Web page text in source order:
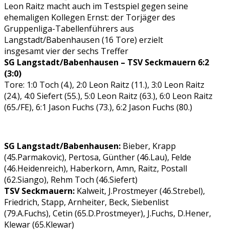
Leon Raitz macht auch im Testspiel gegen seine
ehemaligen Kollegen Ernst: der Torjäger des
Gruppenliga-Tabellenführers aus
Langstadt/Babenhausen (16 Tore) erzielt
insgesamt vier der sechs Treffer
SG Langstadt/Babenhausen – TSV Seckmauern 6:2
(3:0)
Tore: 1:0 Toch (4.), 2:0 Leon Raitz (11.), 3:0 Leon Raitz
(24.), 4:0 Siefert (55.), 5:0 Leon Raitz (63.), 6:0 Leon Raitz
(65./FE), 6:1 Jason Fuchs (73.), 6:2 Jason Fuchs (80.)
SG Langstadt/Babenhausen: Bieber, Krapp
(45.Parmakovic), Pertosa, Günther (46.Lau), Felde
(46.Heidenreich), Haberkorn, Amn, Raitz, Postall
(62.Siango), Rehm Toch (46.Siefert)
TSV Seckmauern: Kalweit, J.Prostmeyer (46.Strebel),
Friedrich, Stapp, Arnheiter, Beck, Siebenlist
(79.A.Fuchs), Cetin (65.D.Prostmeyer), J.Fuchs, D.Hener,
Klewar (65.Klewar)